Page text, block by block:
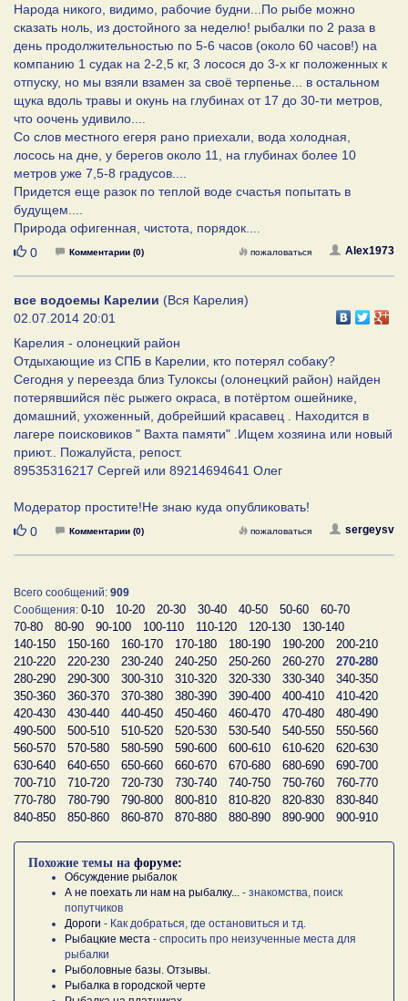
Народа никого, видимо, рабочие будни...По рыбе можно
сказать ноль, из достойного за неделю! рыбалки по 2 раза в
день продолжительностью по 5-6 часов (около 60 часов!) на
компанию 1 судак на 2-2,5 кг, 3 лосося до 3-х кг положенных к
отпуску, но мы взяли взамен за своё терпенье... в остальном
щука вдоль травы и окунь на глубинах от 17 до 30-ти метров,
что оочень удивило....
Со слов местного егеря рано приехали, вода холодная,
лосось на дне, у берегов около 11, на глубинах более 10
метров уже 7,5-8 градусов....
Придется еще разок по теплой воде счастья попытать в
будущем....
Природа офигенная, чистота, порядок....
Нравится
0 Комментарии (0) Alex1973
пожаловаться
все водоемы Карелии (Вся Карелия)
02.07.2014 20:01
Карелия - олонецкий район
Отдыхающие из СПБ в Карелии, кто потерял собаку?
Сегодня у переезда близ Тулоксы (олонецкий район) найден
потерявшийся пёс рыжего окраса, в потёртом ошейнике,
домашний, ухоженный, добрейший красавец . Находится в
лагере поисковиков " Вахта памяти" .Ищем хозяина или новый
приют.. Пожалуйста, репост.
89535316217 Сергей или 89214694641 Олег
Модератор простите!Не знаю куда опубликовать!
Нравится
0 Комментарии (0) sergeysv
пожаловаться
Всего сообщений: 909
Сообщения: 0-10 10-20 20-30 30-40 40-50 50-60
60-70
70-80
80-90 90-100 100-110 110-120 120-130
130-140
140-150
150-160 160-170 170-180 180-190 190-200
200-210
210-220
220-230 230-240 240-250 250-260 260-270
270-280
280-290
290-300 300-310 310-320 320-330 330-340
340-350
350-360
360-370 370-380 380-390 390-400 400-410
410-420
420-430
430-440 440-450 450-460 460-470 470-480
480-490
490-500
500-510 510-520 520-530 530-540 540-550
550-560
560-570
570-580 580-590 590-600 600-610 610-620
620-630
630-640
640-650 650-660 660-670 670-680 680-690
690-700
700-710
710-720 720-730 730-740 740-750 750-760
760-770
770-780
780-790 790-800 800-810 810-820 820-830
830-840
840-850
850-860 860-870 870-880 880-890 890-900 900-910
Похожие темы на форуме:
Обсуждение рыбалок
А не поехать ли нам на рыбалку...
- знакомства, поиск
попутчиков
Дороги - Как добраться, где остановиться и тд.
Рыбацкие места - спросить про неизученные места для
рыбалки
Рыболовные базы. Отзывы.
Рыбалка в городской черте